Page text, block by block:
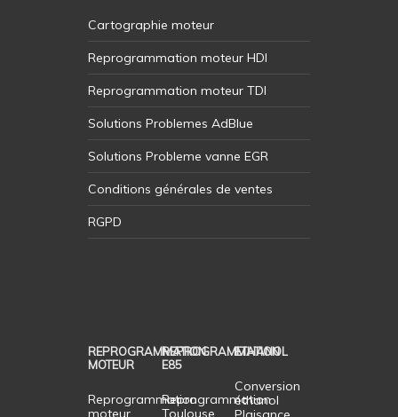
Cartographie moteur
Reprogrammation moteur HDI
Reprogrammation moteur TDI
Solutions Problemes AdBlue
Solutions Probleme vanne EGR
Conditions générales de ventes
RGPD
REPROGRAMMATION
MOTEUR
Reprogrammation
moteur
REPROGRAMMATION
E85
Reprogrammation
Toulouse
ETHANOL
Conversion
éthanol